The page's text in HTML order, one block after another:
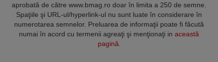
aprobată de către www.bmag.ro doar în limita a 250 de semne.
Spaţiile şi URL-ul/hyperlink-ul nu sunt luate în considerare în
numerotarea semnelor. Preluarea de informaţii poate fi făcută
numai în acord cu termenii agreaţi şi menţionaţi in această
pagină